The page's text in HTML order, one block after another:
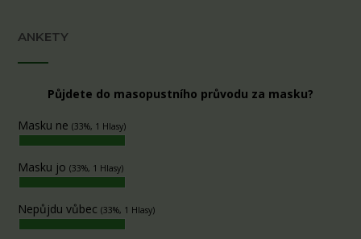
ANKETY
Půjdete do masopustního průvodu za masku?
Masku ne (33%, 1 Hlasy)
Masku jo (33%, 1 Hlasy)
Nepůjdu vůbec (33%, 1 Hlasy)